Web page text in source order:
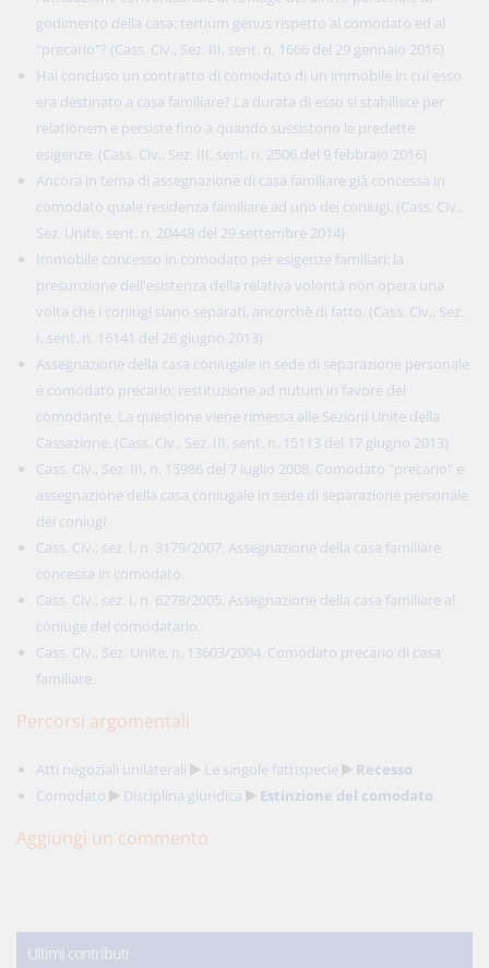
godimento della casa: tertium genus rispetto al comodato ed al
"precario"? (Cass. Civ., Sez. III, sent. n. 1666 del 29 gennaio 2016)
Hai concluso un contratto di comodato di un immobile in cui esso
era destinato a casa familiare? La durata di esso si stabilisce per
relationem e persiste fino a quando sussistono le predette
esigenze. (Cass. Civ., Sez. III, sent. n. 2506 del 9 febbraio 2016)
Ancora in tema di assegnazione di casa familiare già concessa in
comodato quale residenza familiare ad uno dei coniugi. (Cass. Civ.,
Sez. Unite, sent. n. 20448 del 29 settembre 2014)
Immobile concesso in comodato per esigenze familiari: la
presunzione dell'esistenza della relativa volontà non opera una
volta che i coniugi siano separati, ancorchè di fatto. (Cass. Civ., Sez.
I, sent. n. 16141 del 26 giugno 2013)
Assegnazione della casa coniugale in sede di separazione personale
e comodato precario: restituzione ad nutum in favore del
comodante. La questione viene rimessa alle Sezioni Unite della
Cassazione. (Cass. Civ., Sez. III, sent. n. 15113 del 17 giugno 2013)
Cass. Civ., Sez. III, n. 15986 del 7 luglio 2008. Comodato "precario" e
assegnazione della casa coniugale in sede di separazione personale
dei coniugi
Cass. Civ., sez. I, n. 3179/2007. Assegnazione della casa familiare
concessa in comodato.
Cass. Civ., sez. I, n. 6278/2005. Assegnazione della casa familiare al
coniuge del comodatario.
Cass. Civ., Sez. Unite, n. 13603/2004. Comodato precario di casa
familiare.
Percorsi argomentali
Atti negoziali unilaterali Le singole fattispecie
Recesso
Comodato
Disciplina giuridica Estinzione del comodato
Aggiungi un commento
Ultimi contributi